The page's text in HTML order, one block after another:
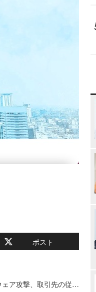
ポスト
新エフエイコムにランサムウェア攻撃、取引先の従業員に関する個人情報が漏えいした可能性